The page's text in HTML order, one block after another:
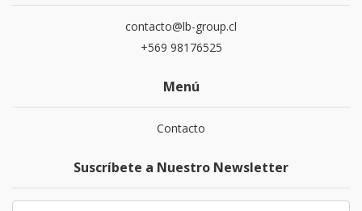
contacto@lb-group.cl
+569 98176525
Menú
Contacto
Suscríbete a Nuestro Newsletter